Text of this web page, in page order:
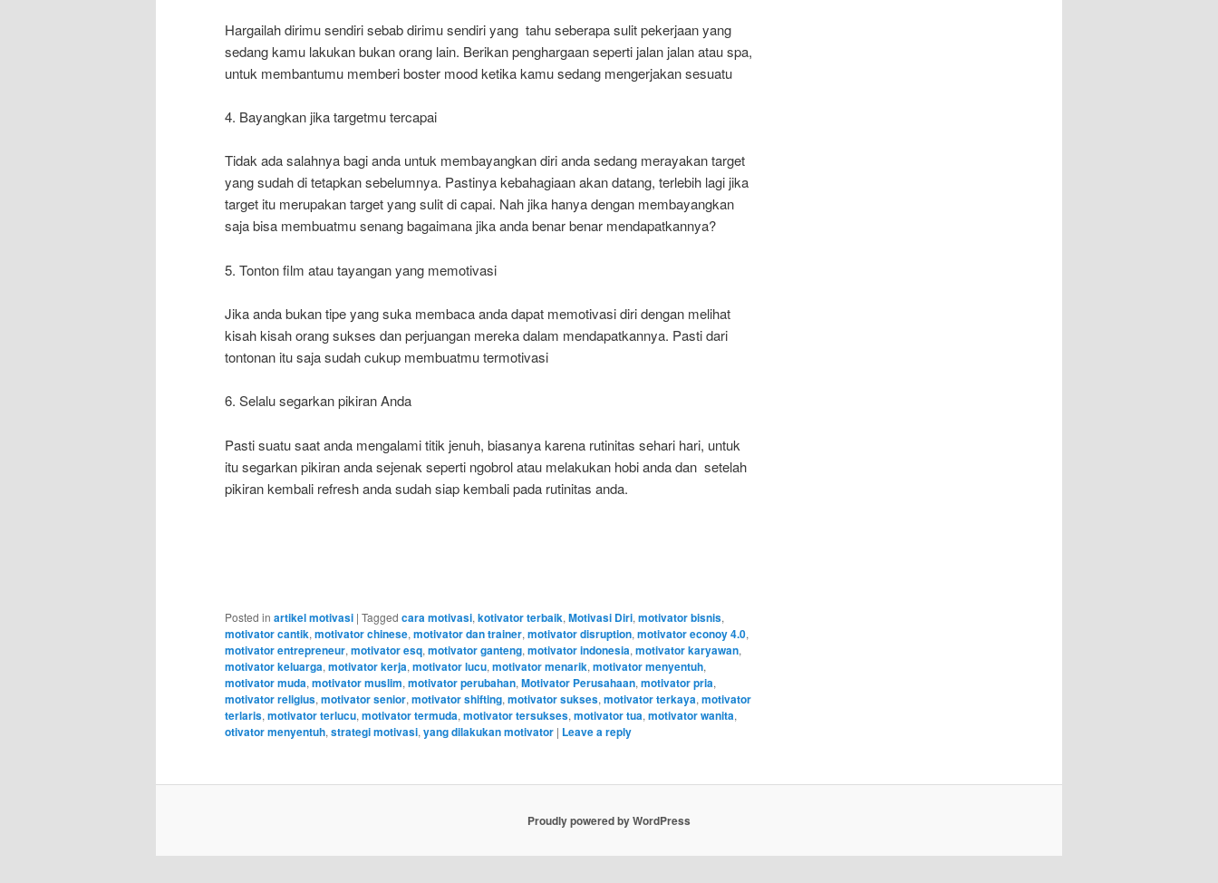
Hargailah dirimu sendiri sebab dirimu sendiri yang tahu seberapa sulit pekerjaan yang
sedang kamu lakukan bukan orang lain. Berikan penghargaan seperti jalan jalan atau spa,
untuk membantumu memberi boster mood ketika kamu sedang mengerjakan sesuatu
4. Bayangkan jika targetmu tercapai
Tidak ada salahnya bagi anda untuk membayangkan diri anda sedang merayakan target
yang sudah di tetapkan sebelumnya. Pastinya kebahagiaan akan datang, terlebih lagi jika
target itu merupakan target yang sulit di capai. Nah jika hanya dengan membayangkan
saja bisa membuatmu senang bagaimana jika anda benar benar mendapatkannya?
5. Tonton film atau tayangan yang memotivasi
Jika anda bukan tipe yang suka membaca anda dapat memotivasi diri dengan melihat
kisah kisah orang sukses dan perjuangan mereka dalam mendapatkannya. Pasti dari
tontonan itu saja sudah cukup membuatmu termotivasi
6. Selalu segarkan pikiran Anda
Pasti suatu saat anda mengalami titik jenuh, biasanya karena rutinitas sehari hari, untuk
itu segarkan pikiran anda sejenak seperti ngobrol atau melakukan hobi anda dan setelah
pikiran kembali refresh anda sudah siap kembali pada rutinitas anda.
Posted in artikel motivasi | Tagged cara motivasi, kotivator terbaik, Motivasi Diri, motivator bisnis,
motivator cantik, motivator chinese, motivator dan trainer, motivator disruption, motivator econoy 4.0,
motivator entrepreneur, motivator esq, motivator ganteng, motivator indonesia, motivator karyawan,
motivator keluarga, motivator kerja, motivator lucu, motivator menarik, motivator menyentuh,
motivator muda, motivator muslim, motivator perubahan, Motivator Perusahaan, motivator pria,
motivator religius, motivator senior, motivator shifting, motivator sukses, motivator terkaya, motivator
terlaris, motivator terlucu, motivator termuda, motivator tersukses, motivator tua, motivator wanita,
otivator menyentuh, strategi motivasi, yang dilakukan motivator | Leave a reply
Proudly powered by WordPress